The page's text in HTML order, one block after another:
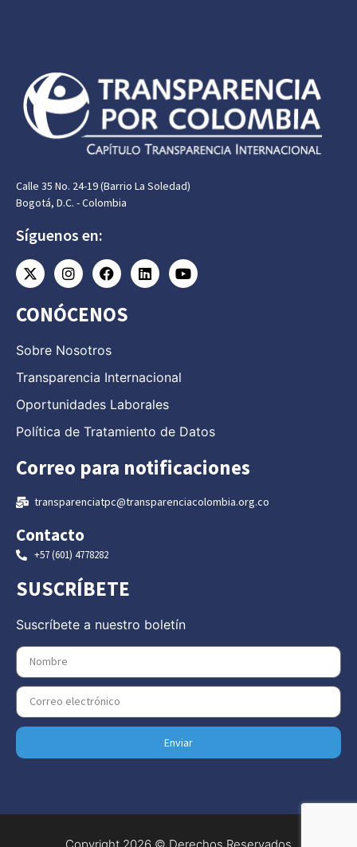
Calle 35 No. 24-19 (Barrio La Soledad)
Bogotá, D.C. - Colombia
Síguenos en:
CONÓCENOS
Sobre Nosotros
Transparencia Internacional
Oportunidades Laborales
Política de Tratamiento de Datos
Correo para notificaciones
transparenciatpc@transparenciacolombia.org.co
Contacto
+57 (601) 4778282
SUSCRÍBETE
Suscríbete a nuestro boletín
Enviar